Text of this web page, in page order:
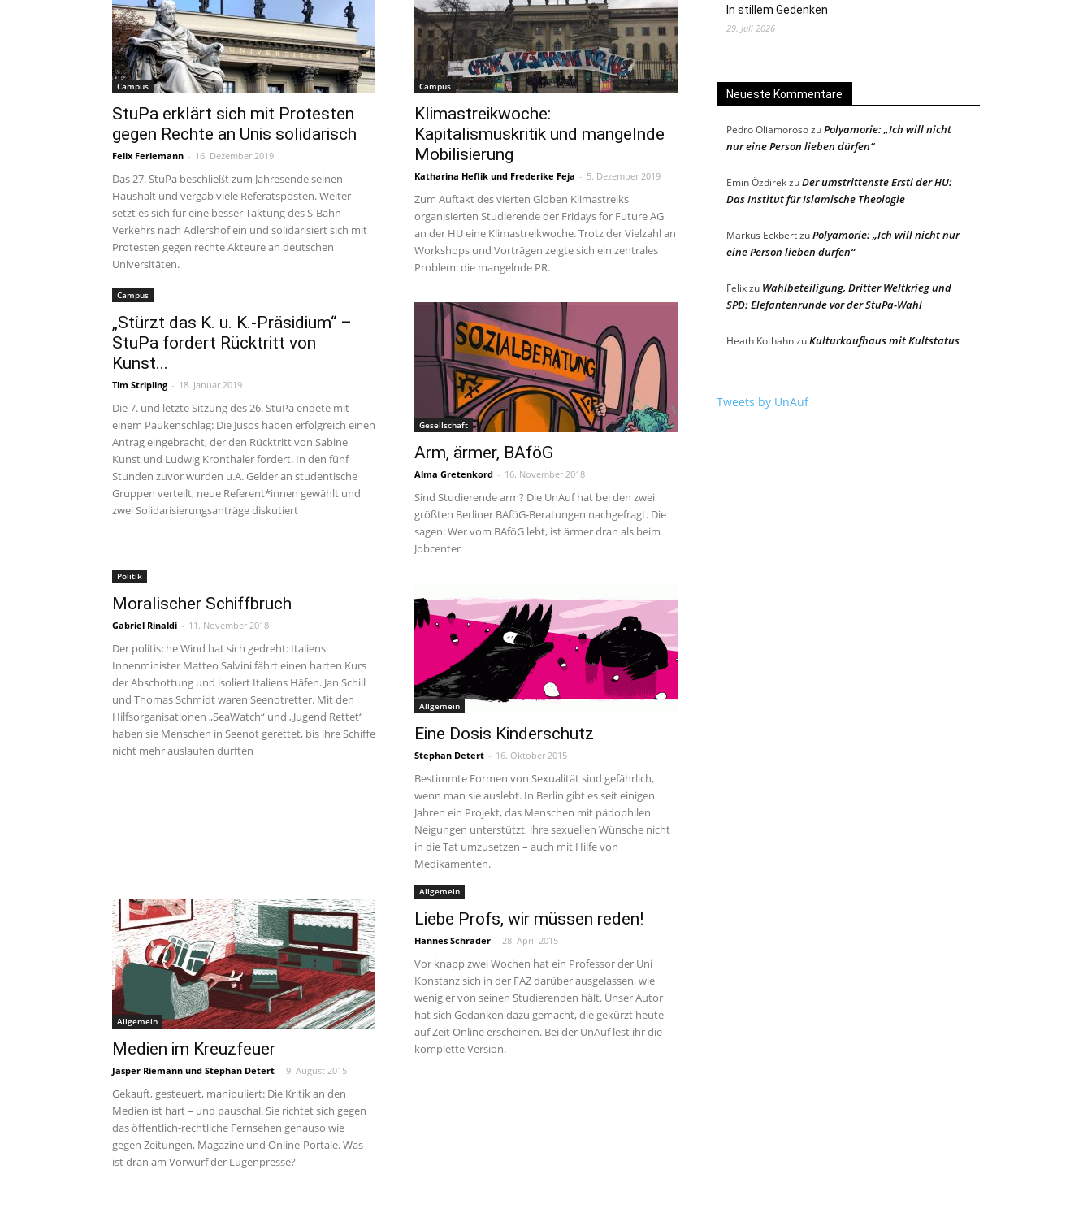
Berlin
Campus
StuPa erklärt sich mit Protesten
gegen Rechte an Unis solidarisch
Felix Ferlemann - 16. Dezember 2019
Das 27. StuPa beschließt zum Jahresende seinen
Haushalt und vergab viele Referatsposten. Weiter
setzt es sich für eine besser Taktung des S-Bahn
Verkehrs nach Adlershof ein und solidarisiert sich mit
Protesten gegen rechte Akteure an deutschen
Universitäten.
Campus
Klimastreikwoche:
Kapitalismuskritik und mangelnde
Mobilisierung
Katharina Heflik und Frederike Feja - 5. Dezember 2019
Zum Auftakt des vierten Globen Klimastreiks
organisierten Studierende der Fridays for Future AG
an der HU eine Klimastreikwoche. Trotz der Vielzahl an
Workshops und Vorträgen zeigte sich ein zentrales
Problem: die mangelnde PR.
Campus
„Stürzt das K. u. K.-Präsidium“ –
StuPa fordert Rücktritt von
Kunst...
Tim Stripling - 18. Januar 2019
Die 7. und letzte Sitzung des 26. StuPa endete mit
einem Paukenschlag: Die Jusos haben erfolgreich einen
Antrag eingebracht, der den Rücktritt von Sabine
Kunst und Ludwig Kronthaler fordert. In den fünf
Stunden zuvor wurden u.A. Gelder an studentische
Gruppen verteilt, neue Referent*innen gewählt und
zwei Solidarisierungsanträge diskutiert
Gesellschaft
Arm, ärmer, BAföG
Alma Gretenkord - 16. November 2018
Sind Studierende arm? Die UnAuf hat bei den zwei
größten Berliner BAföG-Beratungen nachgefragt. Die
sagen: Wer vom BAföG lebt, ist ärmer dran als beim
Jobcenter
Politik
Moralischer Schiffbruch
Gabriel Rinaldi - 11. November 2018
Der politische Wind hat sich gedreht: Italiens
Innenminister Matteo Salvini fährt einen harten Kurs
der Abschottung und isoliert Italiens Häfen. Jan Schill
und Thomas Schmidt waren Seenotretter. Mit den
Hilfsorganisationen „SeaWatch“ und „Jugend Rettet“
haben sie Menschen in Seenot gerettet, bis ihre Schiffe
nicht mehr auslaufen durften
Allgemein
Eine Dosis Kinderschutz
Stephan Detert - 16. Oktober 2015
Bestimmte Formen von Sexualität sind gefährlich,
wenn man sie auslebt. In Berlin gibt es seit einigen
Jahren ein Projekt, das Menschen mit pädophilen
Neigungen unterstützt, ihre sexuellen Wünsche nicht
in die Tat umzusetzen – auch mit Hilfe von
Medikamenten.
Allgemein
Medien im Kreuzfeuer
Jasper Riemann und Stephan Detert - 9. August 2015
Gekauft, gesteuert, manipuliert: Die Kritik an den
Medien ist hart – und pauschal. Sie richtet sich gegen
das öffentlich-rechtliche Fernsehen genauso wie
gegen Zeitungen, Magazine und Online-Portale. Was
ist dran am Vorwurf der Lügenpresse?
Allgemein
Liebe Profs, wir müssen reden!
Hannes Schrader - 28. April 2015
Vor knapp zwei Wochen hat ein Professor der Uni
Konstanz sich in der FAZ darüber ausgelassen, wie
wenig er von seinen Studierenden hält. Unser Autor
hat sich Gedanken dazu gemacht, die gekürzt heute
auf Zeit Online erscheinen. Bei der UnAuf lest ihr die
komplette Version.
In stillem Gedenken
29. Juli 2026
Neueste Kommentare
Pedro OliamorosozuPolyamorie: „Ich will nicht
nur eine Person lieben dürfen“
Emin ÖzdirekzuDer umstrittenste Ersti der HU:
Das Institut für Islamische Theologie
Markus EckbertzuPolyamorie: „Ich will nicht nur
eine Person lieben dürfen“
Felixzu Wahlbeteiligung, Dritter Weltkrieg und
SPD: Elefantenrunde vor der StuPa-Wahl
Heath KothahnzuKulturkaufhaus mit Kultstatus
Tweets by UnAuf